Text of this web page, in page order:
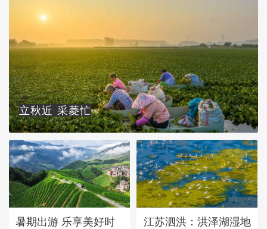
立秋近 采菱忙
暑期出游 乐享美好时
江苏泗洪：洪泽湖湿地